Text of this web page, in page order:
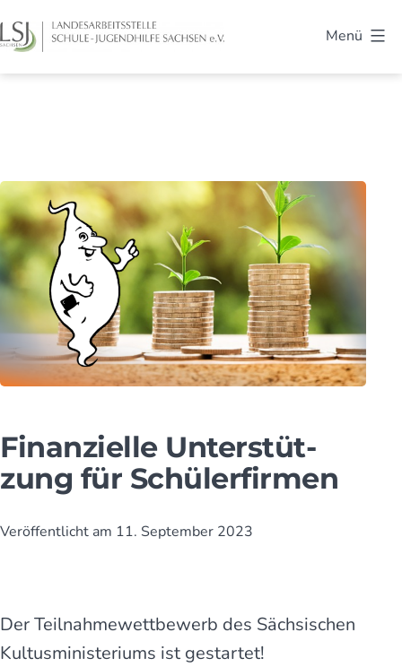
Inhalt
springen
Menü
Finanzielle Unter­stüt­
zung für Schüler­firmen
Veröffentlicht am 11. September 2023
Der Teilnahmewettbewerb des Sächsischen
Kultusministeriums ist gestartet!